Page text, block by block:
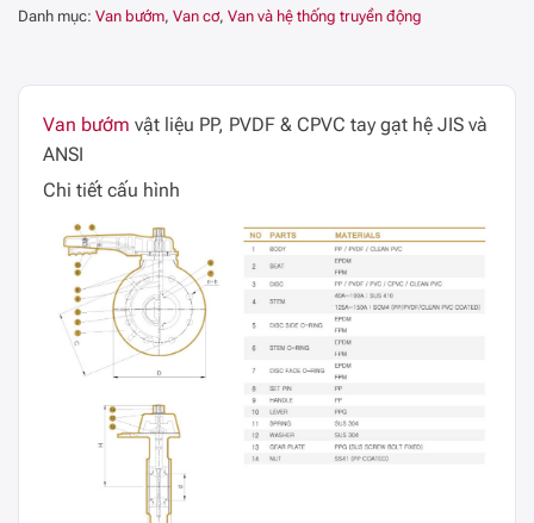
Danh mục: Van bướm, Van cơ, Van và hệ thống truyền động
Van bướm vật liệu PP, PVDF & CPVC tay gạt hệ JIS và
ANSI
Chi tiết cấu hình